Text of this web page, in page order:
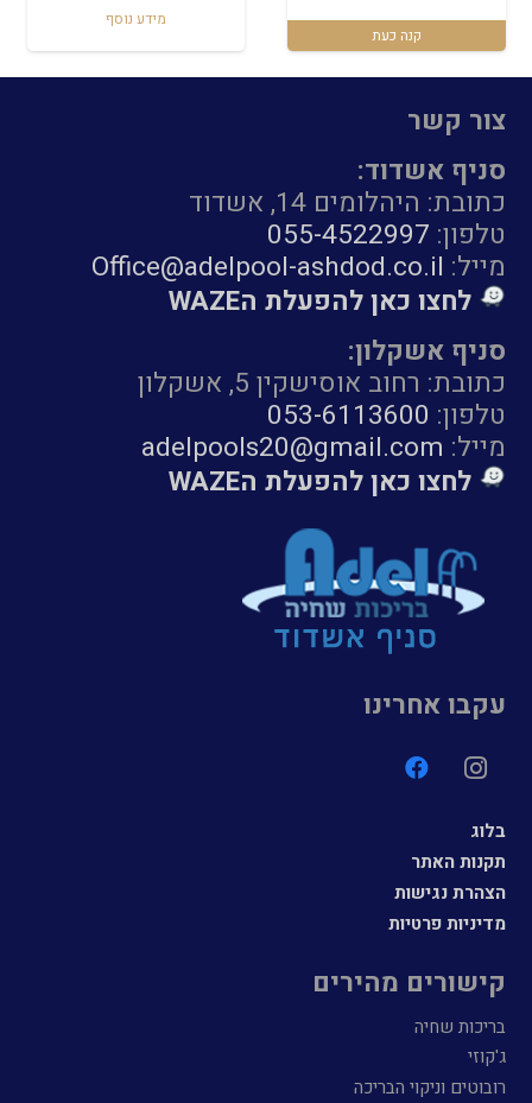
קנה כעת
מידע נוסף
צור קשר
סניף אשדוד:
כתובת: היהלומים 14, אשדוד
טלפון: 055-4522997
מייל: Office@adelpool-ashdod.co.il
לחצו כאן להפעלת הWAZE
סניף אשקלון:
כתובת: רחוב אוסישקין 5, אשקלון
טלפון: 053-6113600
מייל: adelpools20@gmail.com
לחצו כאן להפעלת הWAZE
עקבו אחרינו
בלוג
תקנות האתר
הצהרת נגישות
מדיניות פרטיות
קישורים מהירים
בריכות שחיה
ג'קוזי
רובוטים וניקוי הבריכה